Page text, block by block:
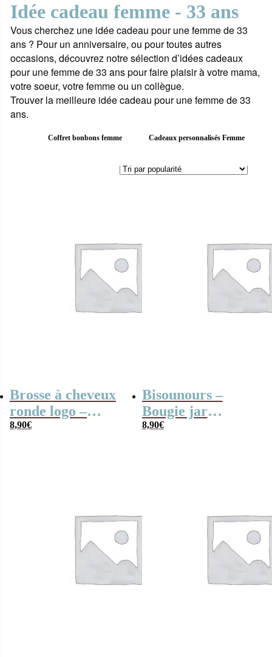
Idée cadeau femme - 33 ans
Vous cherchez une idée cadeau pour une femme de 33
ans ? Pour un anniversaire, ou pour toutes autres
occasions, découvrez notre sélection d’idées cadeaux
pour une femme de 33 ans pour faire plaisir à votre mama,
votre soeur, votre femme ou un collègue.
Trouver la meilleure idée cadeau pour une femme de 33
ans.
Coffret bonbons femme Cadeaux personnalisés Femme
Brosse à cheveux
ronde logo –
Wonder Woman
8,90€
Bisounours –
Bougie jar
Toumagique
8,90€